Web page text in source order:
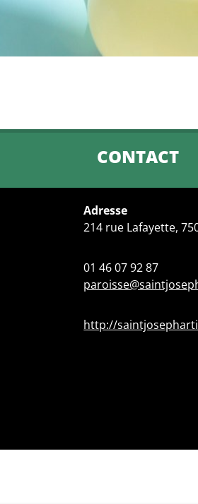
CONTACT
Adresse
214 rue Lafayette,
01 46 07 92 87
http://